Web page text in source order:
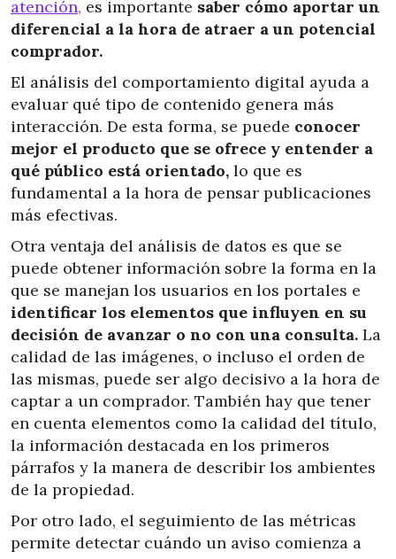
atención, es importante saber cómo aportar un
diferencial a la hora de atraer a un potencial
comprador.
El análisis del comportamiento digital ayuda a
evaluar qué tipo de contenido genera más
interacción. De esta forma, se puede conocer
mejor el producto que se ofrece y entender a
qué público está orientado, lo que es
fundamental a la hora de pensar publicaciones
más efectivas.
Otra ventaja del análisis de datos es que se
puede obtener información sobre la forma en la
que se manejan los usuarios en los portales e
identificar los elementos que influyen en su
decisión de avanzar o no con una consulta. La
calidad de las imágenes, o incluso el orden de
las mismas, puede ser algo decisivo a la hora de
captar a un comprador. También hay que tener
en cuenta elementos como la calidad del título,
la información destacada en los primeros
párrafos y la manera de describir los ambientes
de la propiedad.
Por otro lado, el seguimiento de las métricas
permite detectar cuándo un aviso comienza a